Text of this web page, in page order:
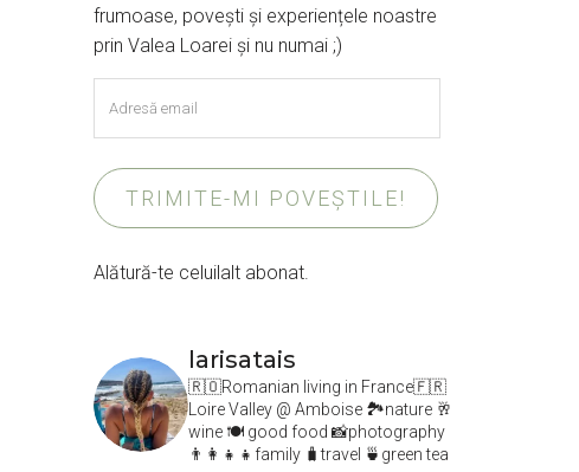
frumoase, povești și experiențele noastre
prin Valea Loarei și nu numai ;)
email
TRIMITE-MI POVEȘTILE!
Alătură-te celuilalt abonat.
larisatais
🇷🇴Romanian living in France🇫🇷
Loire Valley @ Amboise 🏞️nature 🥂
wine 🍽 good food 📸photography
👨‍👩‍👧‍👧family 🧳travel 🍵green tea